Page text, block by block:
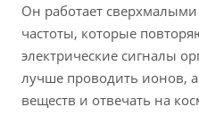
Он работает
частоты, которые
электрические сигналы
лучше проводить ионов,
веществ и отвечать на